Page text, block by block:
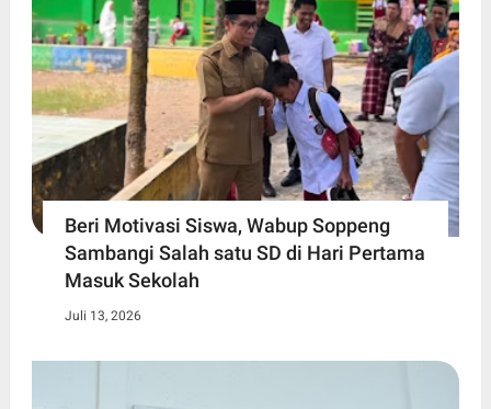
Beri Motivasi Siswa, Wabup Soppeng
Sambangi Salah satu SD di Hari Pertama
Masuk Sekolah
Juli 13, 2026